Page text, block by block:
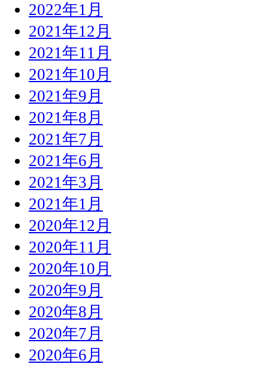
2022年1月
2021年12月
2021年11月
2021年10月
2021年9月
2021年8月
2021年7月
2021年6月
2021年3月
2021年1月
2020年12月
2020年11月
2020年10月
2020年9月
2020年8月
2020年7月
2020年6月